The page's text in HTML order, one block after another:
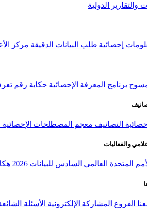
والتقارير الدولية
إحصائية طلب البيانات الدقيقة مركز
برنامج المعرفة الإحصائية حكاية رقم
التصانيف معجم المصطلحات الإحصائية
والفعاليات
المتحدة العالمي السادس للبيانات 2026
الفروع المشاركة الإلكترونية الأسئلة